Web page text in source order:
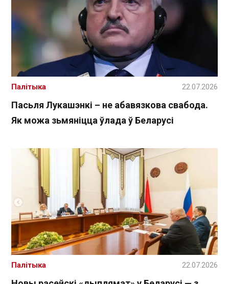
Пасьля Лукашэнкі – не абавязкова свабода.
Як можа зьмяніцца ўлада ў Беларусі
Палітыка 22.07.2026
Палітыка 22.07.2026